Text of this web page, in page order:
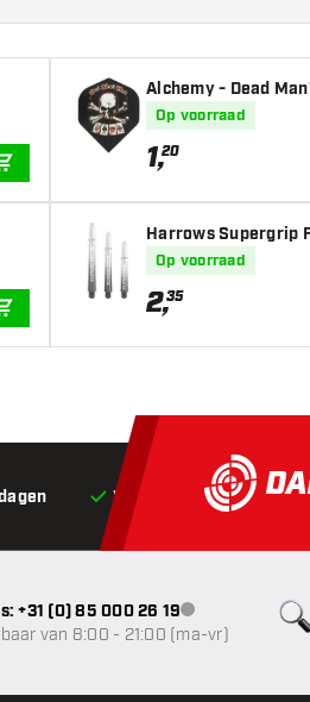
Alchemy - Dead
Op voorraad
1,20
Harrows Supergrip
Op voorraad
2,35
Voor 22:00 besteld,
+31 (0) 85 000 26 19klantenservice
van 8:00 - 21:00 (ma-vr)